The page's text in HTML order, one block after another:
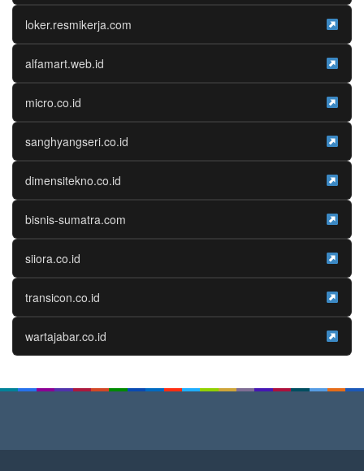
loker.resmikerja.com
alfamart.web.id
micro.co.id
sanghyangseri.co.id
dimensitekno.co.id
bisnis-sumatra.com
siiora.co.id
transicon.co.id
wartajabar.co.id